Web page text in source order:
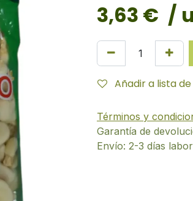
3,63 € /
Añadir a lista
Términos y
Garantía de
Envío: 2-3 días